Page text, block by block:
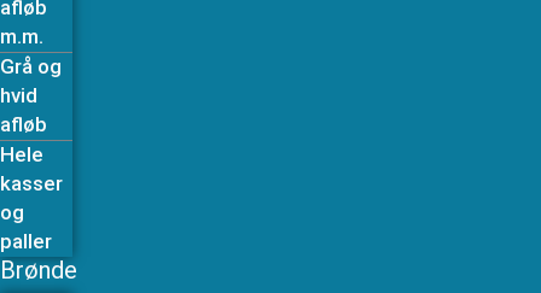
afløb
m.m.
Grå og
hvid
afløb
Hele
kasser
og
paller
Brønde